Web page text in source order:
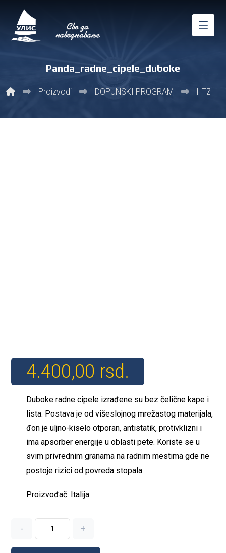
Panda_radne_cipele_duboke
Proizvodi DOPUNSKI PROGRAM HTZ
4.400,00 rsd.
Duboke radne cipele izrađene su bez čelične kape i
lista. Postava je od višeslojnog mrežastog materijala,
đon je uljno-kiselo otporan, antistatik, protivklizni i
ima apsorber energije u oblasti pete. Koriste se u
svim privrednim granama na radnim mestima gde ne
postoje rizici od povreda stopala.
Proizvođač: Italija
- +